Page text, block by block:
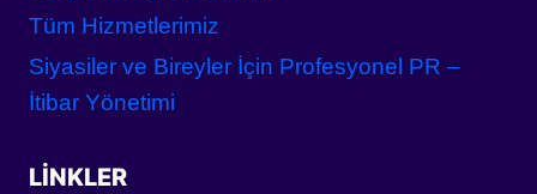
Tüm Hizmetlerimiz
Siyasiler ve Bireyler İçin Profesyonel PR –
İtibar Yönetimi
LINKLER